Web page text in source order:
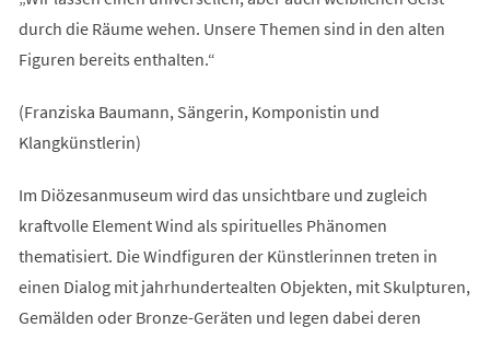
durch die Räume wehen. Unsere Themen sind in den alten
Figuren bereits enthalten.“
(Franziska Baumann, Sängerin, Komponistin und
Klangkünstlerin)
Im Diözesanmuseum wird das unsichtbare und zugleich
kraftvolle Element Wind als spirituelles Phänomen
thematisiert. Die Windfiguren der Künstlerinnen treten in
einen Dialog mit jahrhundertealten Objekten, mit Skulpturen,
Gemälden oder Bronze-Geräten und legen dabei deren